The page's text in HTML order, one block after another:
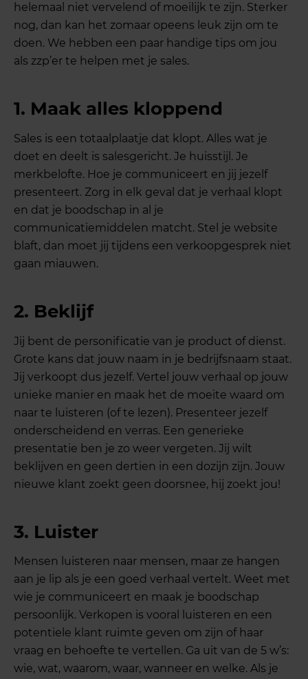
helemaal niet vervelend of moeilijk te zijn. Sterker
nog, dan kan het zomaar opeens leuk zijn om te
doen. We hebben een paar handige tips om jou
als zzp’er te helpen met je sales.
1. Maak alles kloppend
Sales is een totaalplaatje dat klopt. Alles wat je
doet en deelt is salesgericht. Je huisstijl. Je
merkbelofte. Hoe je communiceert en jij jezelf
presenteert. Zorg in elk geval dat je verhaal klopt
en dat je boodschap in al je
communicatiemiddelen matcht. Stel je website
blaft, dan moet jij tijdens een verkoopgesprek niet
gaan miauwen.
2. Beklijf
Jij bent de personificatie van je product of dienst.
Grote kans dat jouw naam in je bedrijfsnaam staat.
Jij verkoopt dus jezelf. Vertel jouw verhaal op jouw
unieke manier en maak het de moeite waard om
naar te luisteren (of te lezen). Presenteer jezelf
onderscheidend en verras. Een generieke
presentatie ben je zo weer vergeten. Jij wilt
beklijven en geen dertien in een dozijn zijn. Jouw
nieuwe klant zoekt geen doorsnee, hij zoekt jou!
3. Luister
Mensen luisteren naar mensen, maar ze hangen
aan je lip als je een goed verhaal vertelt. Weet met
wie je communiceert en maak je boodschap
persoonlijk. Verkopen is vooral luisteren en een
potentiele klant ruimte geven om zijn of haar
vraag en behoefte te vertellen. Ga uit van de 5 w’s:
wie, wat, waarom, waar, wanneer en welke. Als je